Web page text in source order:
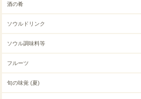
酒の肴
ソウルドリンク
ソウル調味料等
フルーツ
旬の味覚 (夏)